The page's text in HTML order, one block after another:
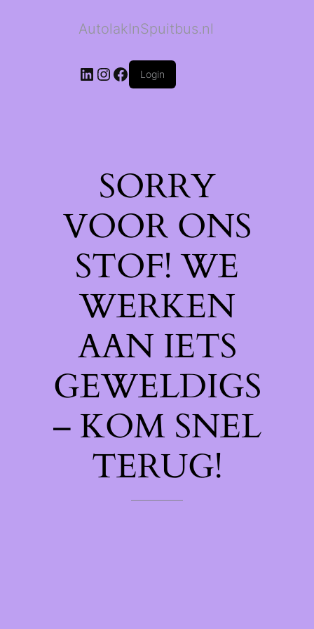
AutolakInSpuitbus.nl
LinkedIn
Instagram
Facebook
Login
SORRY
VOOR ONS
STOF! WE
WERKEN
AAN IETS
GEWELDIGS
– KOM SNEL
TERUG!